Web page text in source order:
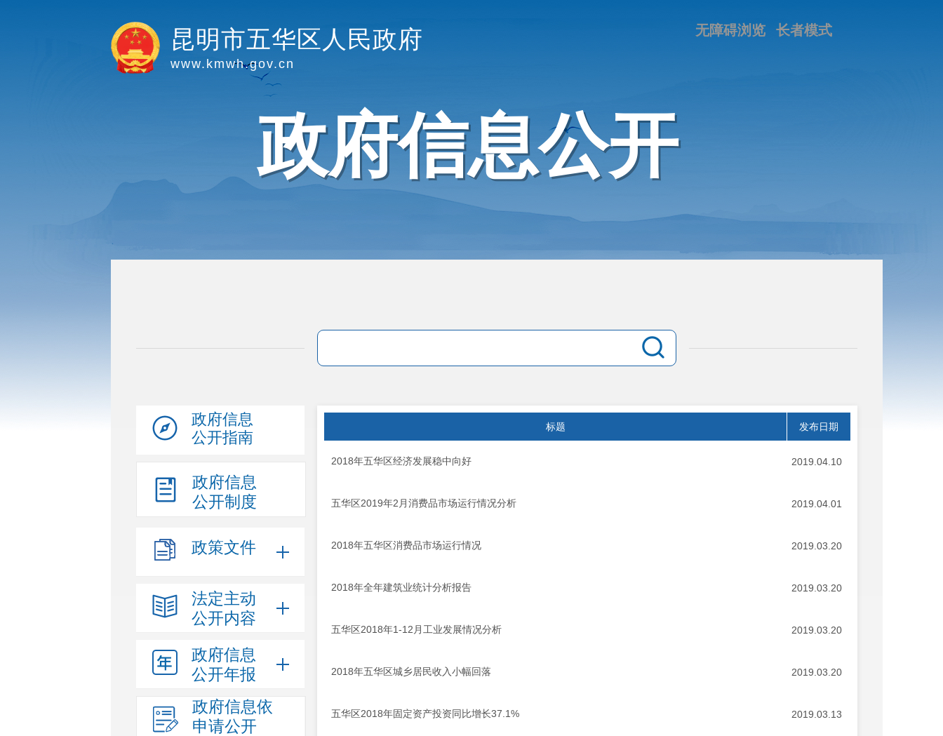
昆明市五华区人民政府
www.kmwh.gov.cn
长者模式
无障碍浏览
政府信息公开
政府信息
公开指南
政府信息
公开制度
政策文件
法定主动
公开内容
政府信息
公开年报
政府信息依
申请公开
标题 发布日期
2018年五华区经济发展稳中向好 2019.04.10
五华区2019年2月消费品市场运行情况分析 2019.04.01
2018年五华区消费品市场运行情况 2019.03.20
2018年全年建筑业统计分析报告 2019.03.20
五华区2018年1-12月工业发展情况分析 2019.03.20
2018年五华区城乡居民收入小幅回落 2019.03.20
五华区2018年固定资产投资同比增长37.1% 2019.03.13